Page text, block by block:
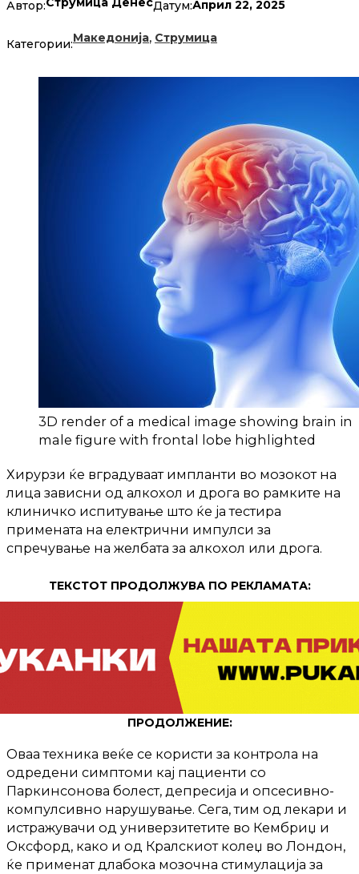
Автор: Датум:Април 22, 2025
Категории:Македонија, Струмица
3D render of a medical image showing brain in
male figure with frontal lobe highlighted
Хирурзи ќе вградуваат импланти во мозокот на
лица зависни од алкохол и дрога во рамките на
клиничко испитување што ќе ја тестира
примената на електрични импулси за
спречување на желбата за алкохол или дрога.
ТЕКСТОТ ПРОДОЛЖУВА ПО РЕКЛАМАТА:
ПРОДОЛЖЕНИЕ:
Оваа техника веќе се користи за контрола на
одредени симптоми кај пациенти со
Паркинсонова болест, депресија и опсесивно-
компулсивно нарушување. Сега, тим од лекари и
истражувачи од универзитетите во Кембриџ и
Оксфорд, како и од Кралскиот колеџ во Лондон,
ќе применат длабока мозочна стимулација за